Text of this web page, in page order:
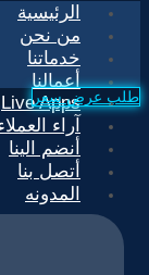
الرئيسية
من نحن
خدماتنا
أعمالنا
Live Apps
آراء
أنضم الينا
أتصل بنا
المدونه
طلب عرض سعر